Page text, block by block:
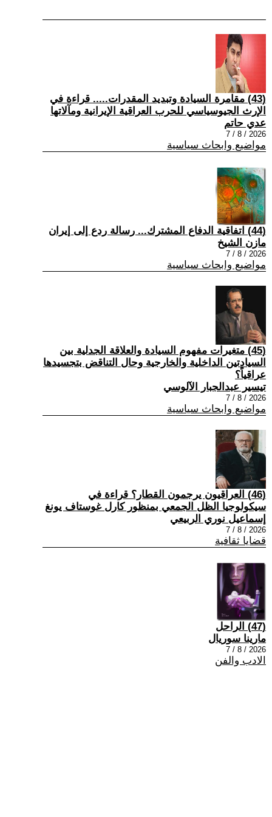
(43) مقامرة السيادة وتبديد المقدرات..... قراءة في
الإرث الجيوسياسي للحرب العراقية الإيرانية ومآلاتها
عدي حاتم
2026 / 8 / 7
مواضيع وابحاث سياسية
(44) اتفاقية الدفاع المشترك... رسالة ردع إلى إيران
مازن الشيخ
2026 / 8 / 7
مواضيع وابحاث سياسية
(45) متغيرات مفهوم السيادة والعلاقة الجدلية بين
السيادتين الداخلية والخارجية وحال التناقض بتجسيدها
عراقياً؟
تيسير عبدالجبار الآلوسي
2026 / 8 / 7
مواضيع وابحاث سياسية
(46) العراقيون يرجمون القطار؟ قراءة في
سيكولوجيا الظل الجمعي بمنظور كارل غوستاف يونغ
إسماعيل نوري الربيعي
2026 / 8 / 7
قضايا ثقافية
(47) الراحل
مارينا سوريال
2026 / 8 / 7
الادب والفن